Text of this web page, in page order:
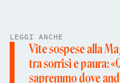
LEGGI ANCHE
Vite sospese alla
tra sorrisi e paura:
sapremmo dove